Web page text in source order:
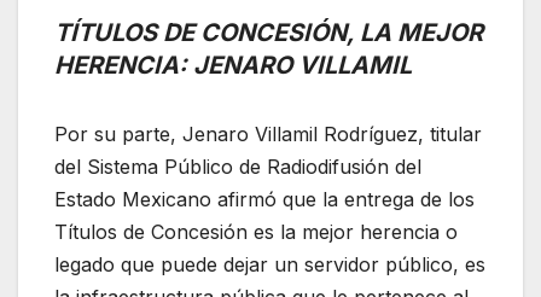
TÍTULOS DE CONCESIÓN, LA MEJOR
HERENCIA: JENARO VILLAMIL
Por su parte, Jenaro Villamil Rodríguez, titular
del Sistema Público de Radiodifusión del
Estado Mexicano afirmó que la entrega de los
Títulos de Concesión es la mejor herencia o
legado que puede dejar un servidor público, es